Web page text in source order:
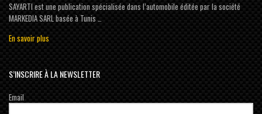
SAYARTI est une publication spécialisée dans l’automobile éditée par la société
MARKEDIA SARL basée à Tunis …
En savoir plus
S’INSCRIRE À LA NEWSLETTER
Email